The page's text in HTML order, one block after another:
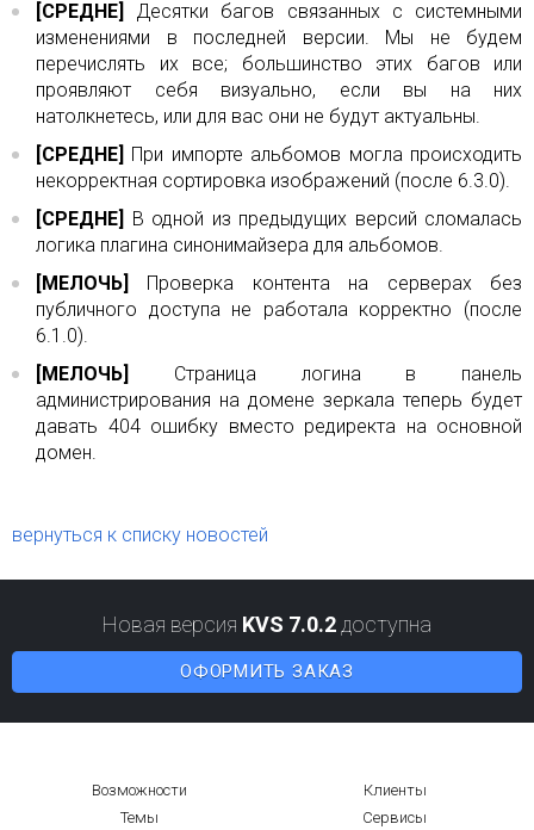
[СРЕДНЕ]
Десятки багов связанных с системными
изменениями в последней версии. Мы не будем
перечислять их все; большинство этих багов или
проявляют себя визуально, если вы на них
натолкнетесь, или для вас они не будут актуальны.
[СРЕДНЕ] При импорте альбомов могла происходить
некорректная сортировка изображений (после 6.3.0).
[СРЕДНЕ] В одной из предыдущих версий сломалась
логика плагина синонимайзера для альбомов.
[МЕЛОЧЬ]
Проверка контента на серверах без
публичного доступа не работала корректно (после
6.1.0).
[МЕЛОЧЬ]
Страница логина в панель
администрирования на домене зеркала теперь будет
давать 404 ошибку вместо редиректа на основной
домен.
вернуться к списку новостей
Новая версия KVS 7.0.2 доступна
ОФОРМИТЬ ЗАКАЗ
Возможности
Клиенты
Темы
Сервисы